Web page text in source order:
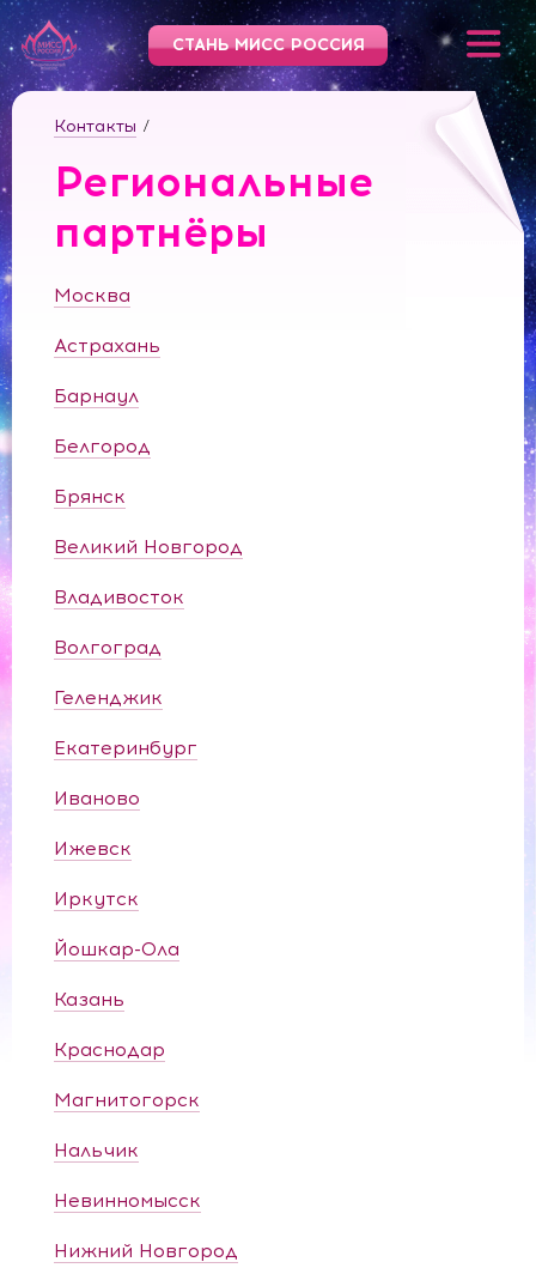
СТАНЬ МИСС РОССИЯ
Контакты /
Региональные
партнёры
Москва
Астрахань
Барнаул
Белгород
Брянск
Великий Новгород
Владивосток
Волгоград
Геленджик
Екатеринбург
Иваново
Ижевск
Иркутск
Йошкар-Ола
Казань
Краснодар
Магнитогорск
Нальчик
Невинномысск
Нижний Новгород